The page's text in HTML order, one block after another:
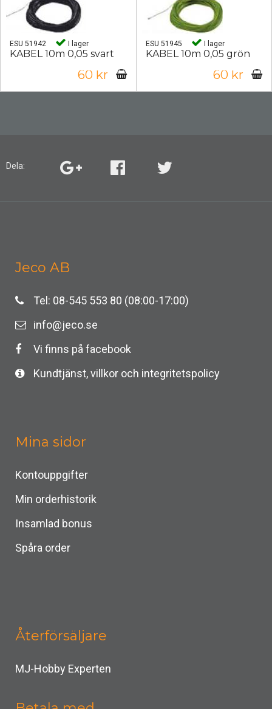
ESU 51942 I lager
KABEL 10m 0,05 svart
60 kr
ESU 51945 I lager
KABEL 10m 0,05 grön
60 kr
Dela:
Jeco AB
Tel: 08-545 553 80 (08:00-17:00)
info@jeco.se
Vi finns på facebook
Kundtjänst, villkor och integritetspolicy
Mina sidor
Kontouppgifter
Min orderhistorik
Insamlad bonus
Spåra order
Återförsäljare
MJ-Hobby Experten